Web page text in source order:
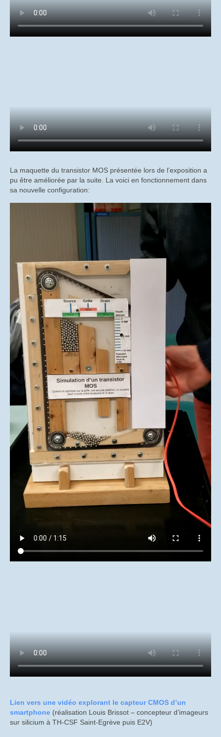
La maquette du transistor MOS présentée lors de l’exposition a
pu être améliorée par la suite. La voici en fonctionnement dans
sa nouvelle configuration:
Lien vers une vidéo explorant le capteur CMOS d’un
smartphone (réalisation Louis Brissot – concepteur d’imageurs
sur silicium à TH-CSF Saint-Egrève puis E2V)